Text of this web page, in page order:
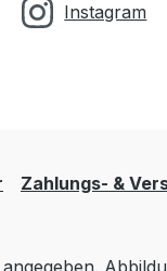
Instagram
Zahlungs- &